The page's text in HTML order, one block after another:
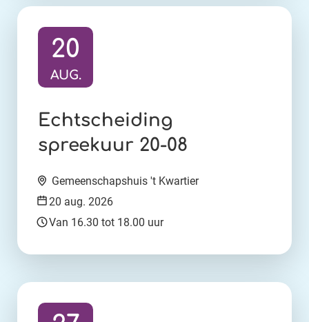
Ga naar activiteit:
Echtscheiding
spreekuur 20-08
20
AUG.
Locatie:
Gemeenschapshuis 't Kwartier
Datum:
20 aug. 2026
Tijd:
Van 16.30 tot 18.00 uur